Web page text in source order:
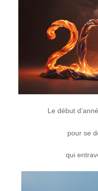
Le début
pour se
qui